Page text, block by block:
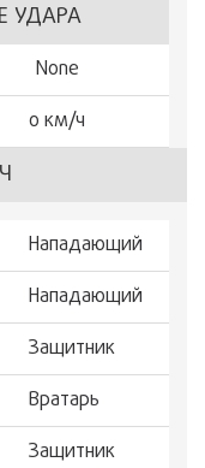
УДАРА
None
0 км/ч
Нападающий
Нападающий
Защитник
Вратарь
Защитник